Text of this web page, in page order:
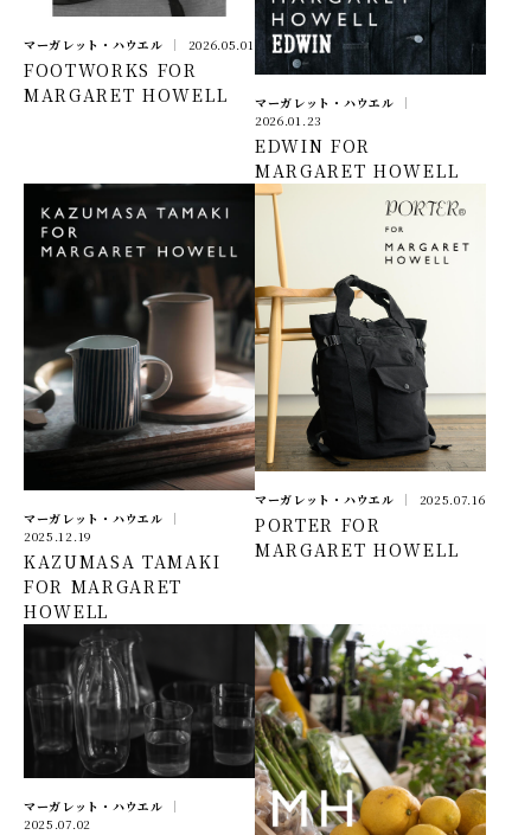
マーガレット・ハウエル 2026.05.01
FOOTWORKS FOR
MARGARET HOWELL
マーガレット・ハウエル
2026.01.23
EDWIN FOR
MARGARET HOWELL
マーガレット・ハウエル
2025.12.19
KAZUMASA TAMAKI
FOR MARGARET
HOWELL
マーガレット・ハウエル 2025.07.16
PORTER FOR
MARGARET HOWELL
マーガレット・ハウエル
2025.07.02